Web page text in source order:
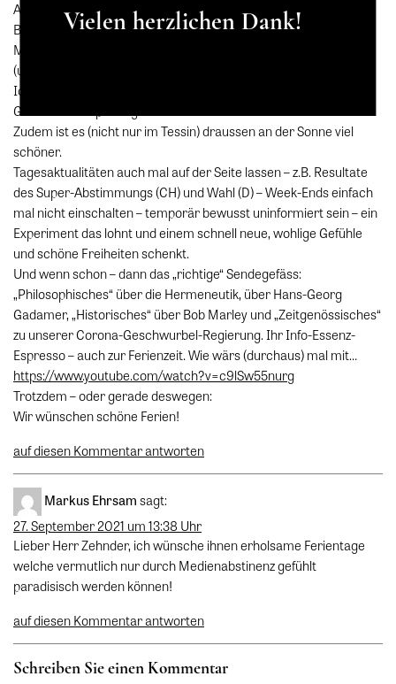
Angst kein Mut, ohne Scheusslichkeit keine Schönheit und – ohne
Bitternis kein Freuen…, kennen wir alle.
Mithelfen gegen das Corona-Gezanke weiterhin erlaubt, bei
(unserem grossen) Corona-Gesellschaftstest erwünscht.
Ich setzte mich trotz geimpft nicht in ein Restaurant – bei dieser
Gesellschaftsspaltung mache ich nicht mit.
Zudem ist es (nicht nur im Tessin) draussen an der Sonne viel
schöner.
Tagesaktualitäten auch mal auf der Seite lassen – z.B. Resultate
des Super-Abstimmungs (CH) und Wahl (D) – Week-Ends einfach
mal nicht einschalten – temporär bewusst uninformiert sein – ein
Experiment das lohnt und einem schnell neue, wohlige Gefühle
und schöne Freiheiten schenkt.
Und wenn schon – dann das „richtige“ Sendegefäss:
„Philosophisches“ über die Hermeneutik, über Hans-Georg
Gadamer, „Historisches“ über Bob Marley und „Zeitgenössisches“
zu unserer Corona-Geschwurbel-Regierung. Ihr Info-Essenz-
Espresso – auch zur Ferienzeit. Wie wärs (durchaus) mal mit…
https://www.youtube.com/watch?v=c9lSw55nurg
Trotzdem – oder gerade deswegen:
Wir wünschen schöne Ferien!
auf diesen Kommentar antworten
Markus Ehrsamsagt:
27. September 2021 um 13:38 Uhr
Lieber Herr Zehnder, ich wünsche ihnen erholsame Ferientage
welche vermutlich nur durch Medienabstinenz gefühlt
paradisisch werden können!
auf diesen Kommentar antworten
Schreiben Sie einen Kommentar
Vielen herzlichen Dank!